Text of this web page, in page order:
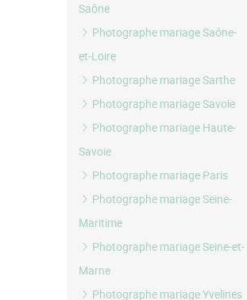
Saône
Photographe mariage Saône-
et-Loire
Photographe mariage Sarthe
Photographe mariage Savoie
Photographe mariage Haute-
Savoie
Photographe mariage Paris
Photographe mariage Seine-
Maritime
Photographe mariage Seine-et-
Marne
Photographe mariage Yvelines